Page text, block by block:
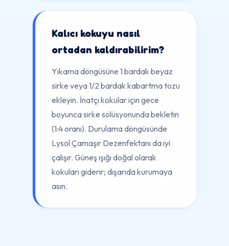
Kalıcı kokuyu nasıl
ortadan kaldırabilirim?
Yıkama döngüsüne 1 bardak beyaz
sirke veya 1/2 bardak kabartma tozu
ekleyin. İnatçı kokular için gece
boyunca sirke solüsyonunda bekletin
(1:4 oranı). Durulama döngüsünde
Lysol Çamaşır Dezenfektanı da iyi
çalışır. Güneş ışığı doğal olarak
kokuları giderir; dışarıda kurumaya
asın.